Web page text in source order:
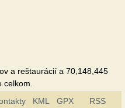
leleky
a reštaurácií a 70,148,445
celkom.
KML GPX RSS